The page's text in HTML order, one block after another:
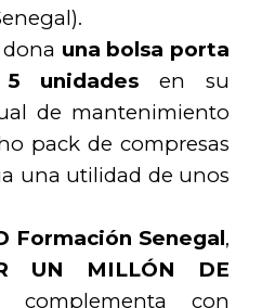
una bolsa porta
unidades
en su
de mantenimiento
pack de compresas
una utilidad de unos
Formación Senegal,
UN MILLÓN DE
con